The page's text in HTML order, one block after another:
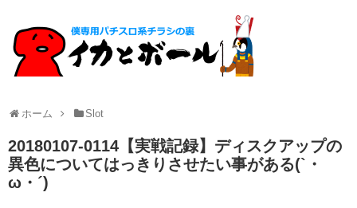
ホーム Slot
20180107-0114【実戦記録】ディスクアップの
異色についてはっきりさせたい事がある(`・
ω・´)